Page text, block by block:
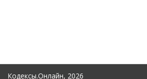
Кодексы.Онлайн, 2026